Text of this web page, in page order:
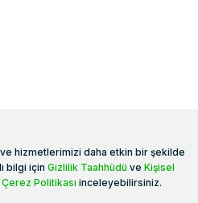
1461. Sokak No:2/1 19 Mayıs
hizmetlerimizi daha etkin bir şekilde
bilgi için Gizlilik Taahhüdü ve Kişisel
Çerez Politikası inceleyebilirsiniz.